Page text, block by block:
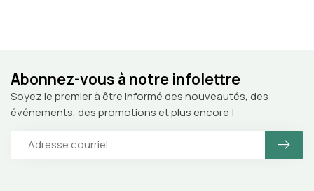
Abonnez-vous à notre infolettre
Soyez le premier à être informé des nouveautés, des
événements, des promotions et plus encore !